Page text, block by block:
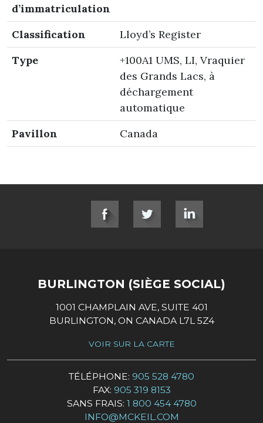
d’immatriculation
Classification
Lloyd’s Register
Type
+100A1 UMS, LI, Vraquier
des Grands Lacs, à
déchargement
automatique
Pavillon
Canada
SOCIAL LINKS
BURLINGTON (SIÈGE SOCIAL)
1001 CHAMPLAIN AVE, SUITE 401
BURLINGTON, ON CANADA L7L 5Z4
VOIR SUR LA CARTE
TÉLÉPHONE: 905 528 4780
FAX: 905 319 8153
SANS FRAIS: 1 800 454 4780
INFO@MCKEIL.COM